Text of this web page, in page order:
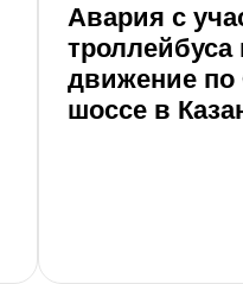
Авария с
троллейбуса
движение
шоссе в